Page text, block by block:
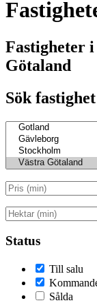
Fastigheter i
Götaland
Sök fastighet
Status
Till salu
Sålda